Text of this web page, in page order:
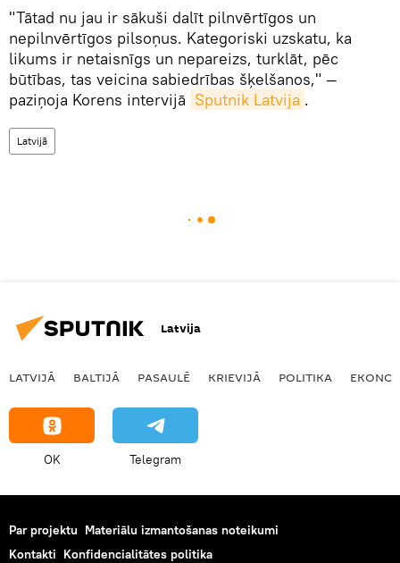
"Tātad nu jau ir sākuši dalīt pilnvērtīgos un
nepilnvērtīgos pilsoņus. Kategoriski uzskatu, ka
likums ir netaisnīgs un nepareizs, turklāt, pēc
būtības, tas veicina sabiedrības šķelšanos," —
paziņoja Korens intervijā Sputnik Latvija .
Latvijā
Latvija
LATVIJĀ BALTIJĀ PASAULĒ KRIEVIJĀ POLITIKA
OK Telegram
Par projektu Materiālu izmantošanas noteikumi
Kontakti Konfidencialitātes politika